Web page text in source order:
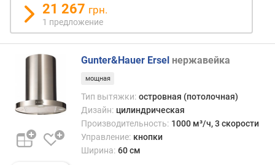
ч
е
с
т
в
о
о
с
21 267 грн.
1 предложение
Gunter&Hauer Ersel нержавейка
мощная
Тип вытяжки: островная (потолочная)
Дизайн: цилиндрическая
Производительность: 1000 м³/ч, 3 скорости
Управление: кнопки
Ширина: 60 см